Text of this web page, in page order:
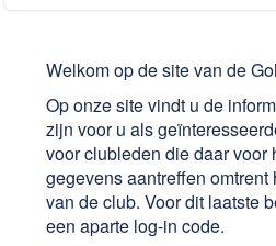
Welkom op de site van de
Op onze site vindt u de
zijn voor u als
voor clubleden die daar voor
gegevens aantreffen
van de club. Voor dit laatste
een aparte log-in code.